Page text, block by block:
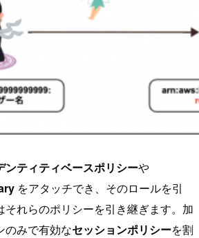
ンティティベースポリシーや
をアタッチでき、そのロールを引
それらのポリシーを引き継ぎます。加
のみで有効なセッションポリシーを割